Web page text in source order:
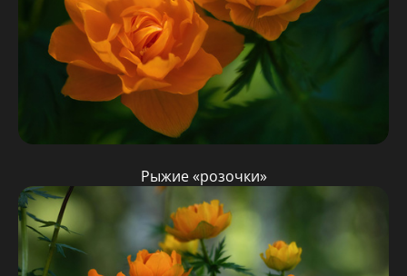
Рыжие «розочки»